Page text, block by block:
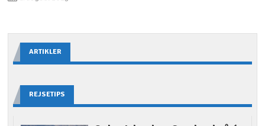
ARTIKLER
REJSETIPS